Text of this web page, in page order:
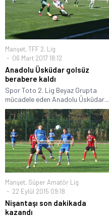
Manşet, TFF 2. Lig
06 Mart 2017 18:12
Anadolu Üsküdar golsüz
berabere kaldı
Spor Toto 2. Lig Beyaz Grupta
mücadele eden Anadolu Üsküdar...
Manşet, Süper Amatör Lig
22 Eylül 2015 09:18
Nişantaşı son dakikada
kazandı